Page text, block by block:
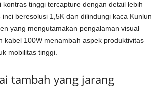
tinggi tercapture dengan detail lebih
beresolusi 1,5K dan dilindungi kaca Kunlun
yang mengutamakan pengalaman visual
kabel 100W menambah aspek produktivitas—
mobilitas tinggi.
tambah yang jarang